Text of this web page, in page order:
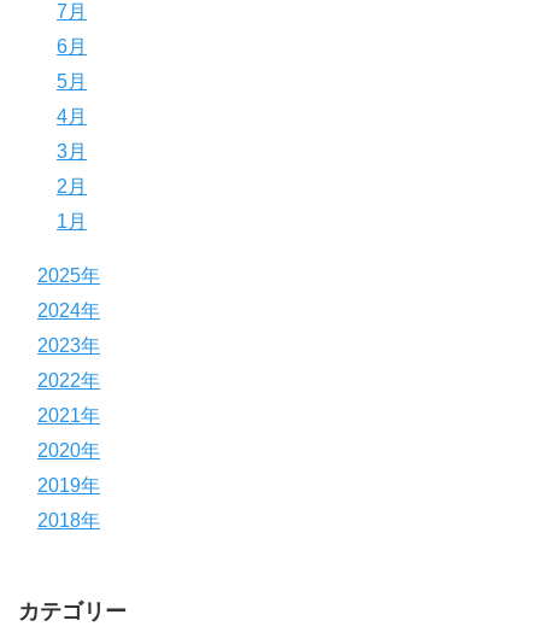
7月
6月
5月
4月
3月
2月
1月
2025年
2024年
2023年
2022年
2021年
2020年
2019年
2018年
カテゴリー